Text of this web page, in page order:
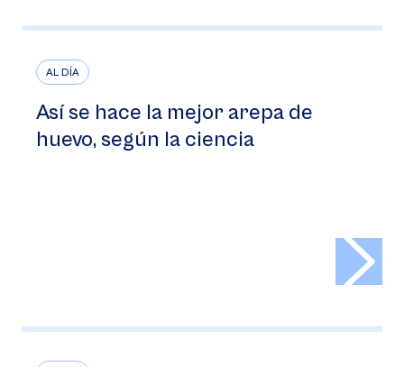
AL DÍA
Así se hace la mejor arepa de
huevo, según la ciencia